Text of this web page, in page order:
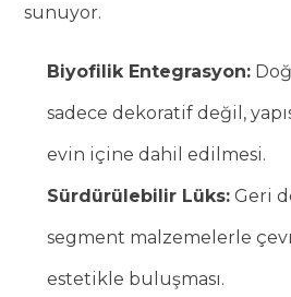
sunuyor.
Biyofilik Entegrasyon:
sadece dekoratif değil,
evin içine dahil edilmesi.
Sürdürülebilir Lüks: Geri
segment malzemelerle
estetikle buluşması.